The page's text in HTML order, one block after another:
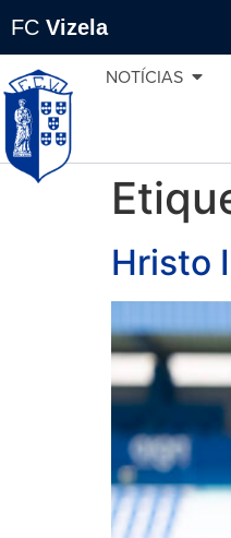
FC Vizela
NOTÍCIAS
Hristo